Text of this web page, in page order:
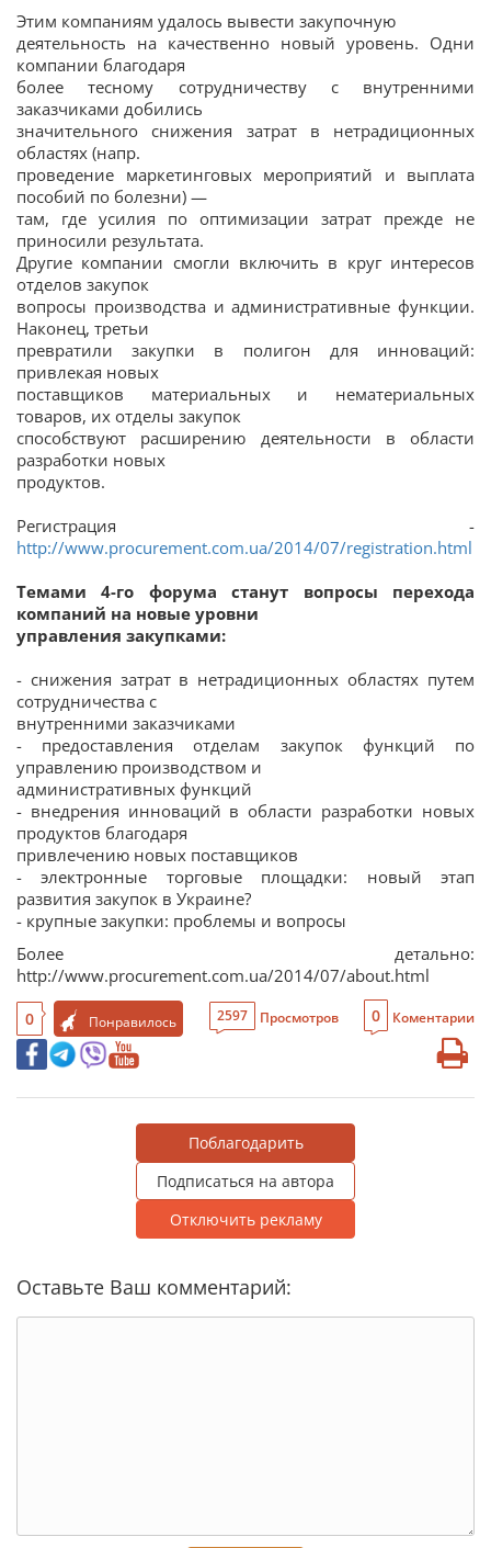
Этим компаниям удалось вывести закупочную
деятельность на качественно новый уровень. Одни
компании благодаря
более тесному сотрудничеству с внутренними
заказчиками добились
значительного снижения затрат в нетрадиционных
областях (напр.
проведение маркетинговых мероприятий и выплата
пособий по болезни) —
там, где усилия по оптимизации затрат прежде не
приносили результата.
Другие компании смогли включить в круг интересов
отделов закупок
вопросы производства и административные функции.
Наконец, третьи
превратили закупки в полигон для инноваций:
привлекая новых
поставщиков материальных и нематериальных
товаров, их отделы закупок
способствуют расширению деятельности в области
разработки новых
продуктов.
Регистрация -
http://www.procurement.com.ua/2014/07/registration.html
Темами 4-го форума станут вопросы перехода
компаний на новые уровни
управления закупками:
- снижения затрат в нетрадиционных областях путем
сотрудничества с
внутренними заказчиками
- предоставления отделам закупок функций по
управлению производством и
административных функций
- внедрения инноваций в области разработки новых
продуктов благодаря
привлечению новых поставщиков
- электронные торговые площадки: новый этап
развития закупок в Украине?
- крупные закупки: проблемы и вопросы
Более детально:
http://www.procurement.com.ua/2014/07/about.html
0 Понравилось 2597 Просмотров 0 Коментарии
Поблагодарить
Подписаться на автора
Отключить рекламу
Оставьте Ваш комментарий: